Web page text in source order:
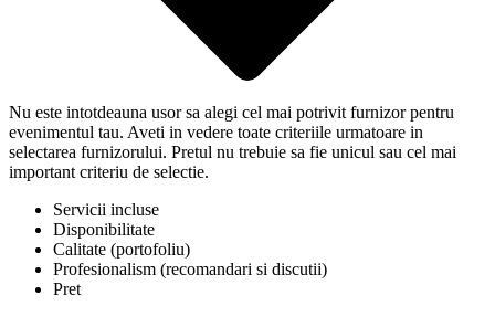
Nu este intotdeauna usor sa alegi cel mai potrivit furnizor pentru
evenimentul tau. Aveti in vedere toate criteriile urmatoare in
selectarea furnizorului. Pretul nu trebuie sa fie unicul sau cel mai
important criteriu de selectie.
Servicii incluse
Disponibilitate
Calitate (portofoliu)
Profesionalism (recomandari si discutii)
Pret